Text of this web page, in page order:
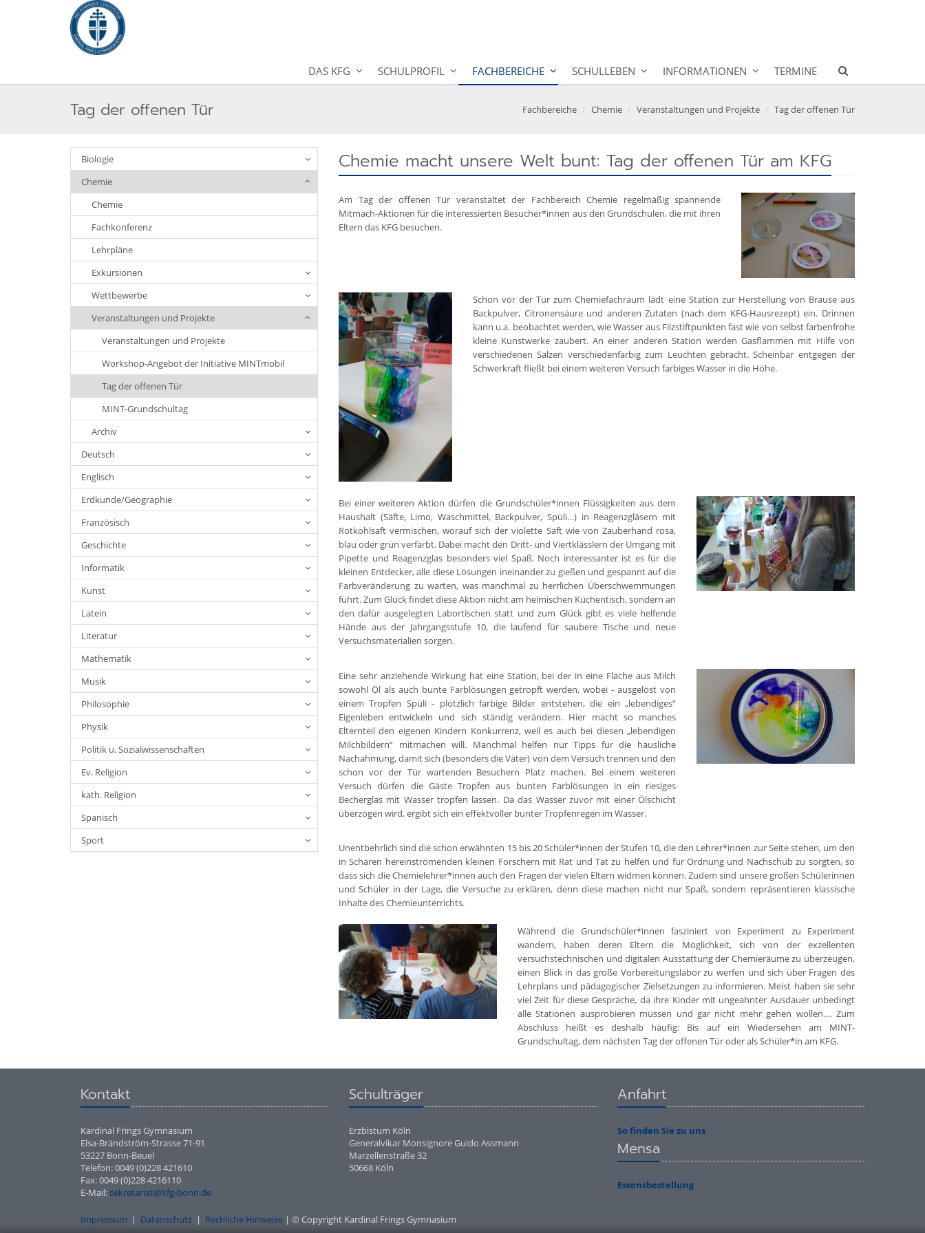
DAS KFG SCHULPROFIL FACHBEREICHE SCHULLEBEN INFORMATIONEN TERMINE
Tag der offenen Tür Fachbereiche Chemie Veranstaltungen und Projekte Tag der offenen Tür
Biologie
Chemie
Chemie
Fachkonferenz
Lehrpläne
Exkursionen
Wettbewerbe
Veranstaltungen und Projekte
Veranstaltungen und Projekte
Workshop-Angebot der Initiative MINTmobil
Tag der offenen Tür
MINT-Grundschultag
Archiv
Deutsch
Englisch
Erdkunde/Geographie
Französisch
Geschichte
Informatik
Kunst
Latein
Literatur
Mathematik
Musik
Philosophie
Physik
Politik u. Sozialwissenschaften
Ev. Religion
kath. Religion
Spanisch
Sport
Chemie macht unsere Welt bunt: Tag der offenen Tür am KFG
Am Tag der offenen Tür veranstaltet der Fachbereich Chemie regelmäßig spannende
Mitmach-Aktionen für die interessierten Besucher*innen aus den Grundschulen, die mit ihren
Eltern das KFG besuchen.
Schon vor der Tür zum Chemiefachraum lädt eine Station zur Herstellung von Brause aus
Backpulver, Citronensäure und anderen Zutaten (nach dem KFG-Hausrezept) ein. Drinnen
kann u.a. beobachtet werden, wie Wasser aus Filzstiftpunkten fast wie von selbst farbenfrohe
kleine Kunstwerke zaubert. An einer anderen Station werden Gasflammen mit Hilfe von
verschiedenen Salzen verschiedenfarbig zum Leuchten gebracht. Scheinbar entgegen der
Schwerkraft fließt bei einem weiteren Versuch farbiges Wasser in die Höhe.
Bei einer weiteren Aktion dürfen die Grundschüler*innen Flüssigkeiten aus dem
Haushalt (Säfte, Limo, Waschmittel, Backpulver, Spüli…) in Reagenzgläsern mit
Rotkohlsaft vermischen, worauf sich der violette Saft wie von Zauberhand rosa,
blau oder grün verfärbt. Dabei macht den Dritt- und Viertklässlern der Umgang mit
Pipette und Reagenzglas besonders viel Spaß. Noch interessanter ist es für die
kleinen Entdecker, alle diese Lösungen ineinander zu gießen und gespannt auf die
Farbveränderung zu warten, was manchmal zu herrlichen Überschwemmungen
führt. Zum Glück findet diese Aktion nicht am heimischen Küchentisch, sondern an
den dafür ausgelegten Labortischen statt und zum Glück gibt es viele helfende
Hände aus der Jahrgangsstufe 10, die laufend für saubere Tische und neue
Versuchsmaterialien sorgen.
Eine sehr anziehende Wirkung hat eine Station, bei der in eine Fläche aus Milch
sowohl Öl als auch bunte Farblösungen getropft werden, wobei - ausgelöst von
einem Tropfen Spüli - plötzlich farbige Bilder entstehen, die ein „lebendiges“
Eigenleben entwickeln und sich ständig verändern. Hier macht so manches
Elternteil den eigenen Kindern Konkurrenz, weil es auch bei diesen „lebendigen
Milchbildern“ mitmachen will. Manchmal helfen nur Tipps für die häusliche
Nachahmung, damit sich (besonders die Väter) von dem Versuch trennen und den
schon vor der Tür wartenden Besuchern Platz machen. Bei einem weiteren
Versuch dürfen die Gäste Tropfen aus bunten Farblösungen in ein riesiges
Becherglas mit Wasser tropfen lassen. Da das Wasser zuvor mit einer Ölschicht
überzogen wird, ergibt sich ein effektvoller bunter Tropfenregen im Wasser.
Unentbehrlich sind die schon erwähnten 15 bis 20 Schüler*innen der Stufen 10, die den Lehrer*innen zur Seite stehen, um den
in Scharen hereinströmenden kleinen Forschern mit Rat und Tat zu helfen und für Ordnung und Nachschub zu sorgten, so
dass sich die Chemielehrer*innen auch den Fragen der vielen Eltern widmen können. Zudem sind unsere großen Schülerinnen
und Schüler in der Lage, die Versuche zu erklären, denn diese machen nicht nur Spaß, sondern repräsentieren klassische
Inhalte des Chemieunterrichts.
Während die Grundschüler*innen fasziniert von Experiment zu Experiment
wandern, haben deren Eltern die Möglichkeit, sich von der exzellenten
versuchstechnischen und digitalen Ausstattung der Chemieräume zu überzeugen,
einen Blick in das große Vorbereitungslabor zu werfen und sich über Fragen des
Lehrplans und pädagogischer Zielsetzungen zu informieren. Meist haben sie sehr
viel Zeit für diese Gespräche, da ihre Kinder mit ungeahnter Ausdauer unbedingt
alle Stationen ausprobieren müssen und gar nicht mehr gehen wollen…. Zum
Abschluss heißt es deshalb häufig: Bis auf ein Wiedersehen am MINT-
Grundschultag, dem nächsten Tag der offenen Tür oder als Schüler*in am KFG.
Kontakt
Kardinal Frings Gymnasium
Elsa-Brändström-Strasse 71-91
53227 Bonn-Beuel
Telefon: 0049 (0)228 421610
Fax: 0049 (0)228 4216110
E-Mail: sekretariat@kfg-bonn.de
Schulträger
Erzbistum Köln
Generalvikar Monsignore Guido Assmann
Marzellenstraße 32
50668 Köln
Anfahrt
So finden Sie zu uns
Mensa
Essensbestellung
Impressum | Datenschutz | Rechliche Hinweise | © Copyright Kardinal Frings Gymnasium